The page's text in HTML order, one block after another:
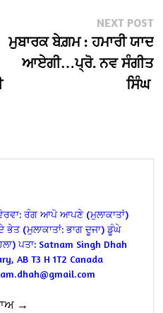
NEXT POST
ਮੁਬਾਰਕ ਬੇਗ਼ਮ : ਹਮਾਰੀ ਯਾਦ
ਆਏਗੀ…ਪ੍ਰੋ. ਨਵ ਸੰਗੀਤ
ਸਿੰਘ
ਰੰਗ ਆਪੋ ਆਪਣੇ (ਮੁਲਾਕਾਤਾਂ)
(ਮੁਲਾਕਾਤਾਂ: ਭਾਗ ਦੂਜਾ) ਡੂੰਘੇ
ਪਤਾ: Satnam Singh Dhah
AB T3 H 1T2 Canada
→